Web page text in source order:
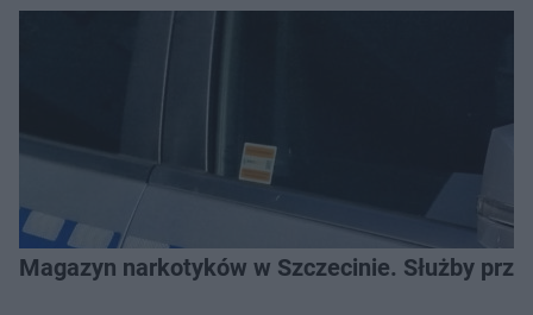
Magazyn narkotyków w Szczecinie. Służby